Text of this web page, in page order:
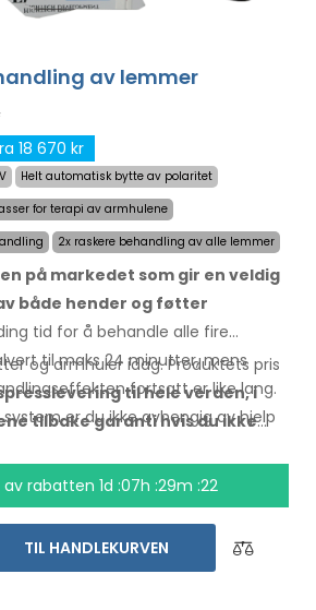
av lemmer
18 670 kr
Helt automatisk bytte av polaritet
for terapi av armhulene
2x raskere behandling av alle lemmer
på markedet som gir en veldig
både hender og føtter
tid for å behandle alle fire
til maks 24 minutter, mens
fortsatt er like lang.
er du ikke avhengig av hjelp
og armhuler idag. Produktets pris
til hele verden, i
tilbake garanti hvis du ikke
av rabatten1d :07h :29m :21
TIL HANDLEKURVEN